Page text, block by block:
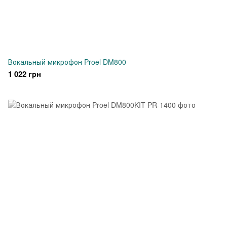
Вокальный микрофон Proel DM800
1 022 грн